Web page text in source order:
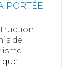
PORTÉE
de
que